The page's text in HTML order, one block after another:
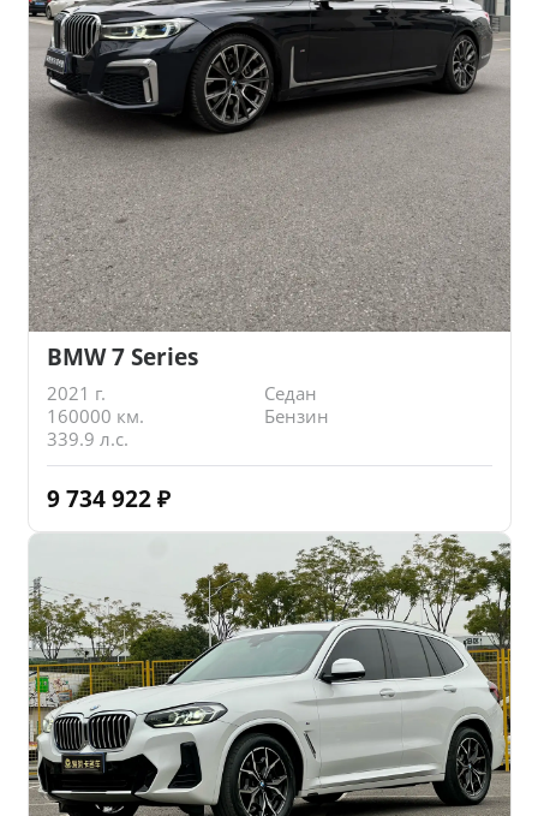
BMW 7 Series
2021 г.
Седан
160000 км.
Бензин
339.9 л.с.
9 734 922 ₽